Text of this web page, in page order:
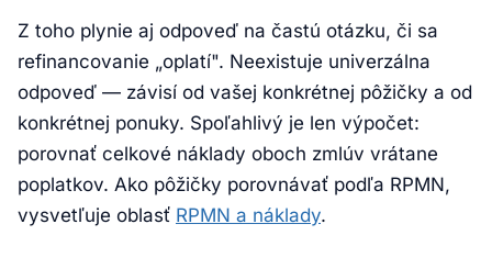
Z toho plynie aj odpoveď na častú otázku, či sa
refinancovanie „oplatí". Neexistuje univerzálna
odpoveď — závisí od vašej konkrétnej pôžičky a od
konkrétnej ponuky. Spoľahlivý je len výpočet:
porovnať celkové náklady oboch zmlúv vrátane
poplatkov. Ako pôžičky porovnávať podľa RPMN,
vysvetľuje oblasť RPMN a náklady.